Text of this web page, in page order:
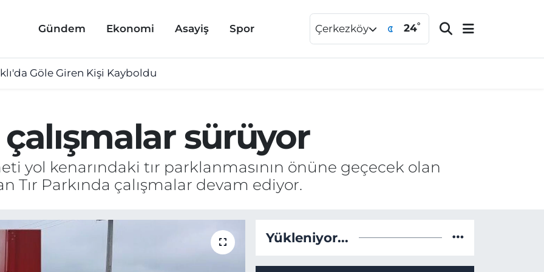
Gündem Ekonomi Asayiş Spor Çerkezköy 24°
Göle Giren Kişi Kayboldu
çalışmalar sürüyor
yol kenarındaki tır parklanmasının önüne geçecek olan
Tır Parkında çalışmalar devam ediyor.
Yükleniyor...